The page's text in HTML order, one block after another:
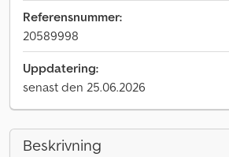
Referensnummer:
20589998
Uppdatering:
senast den 25.06.2026
Beskrivning